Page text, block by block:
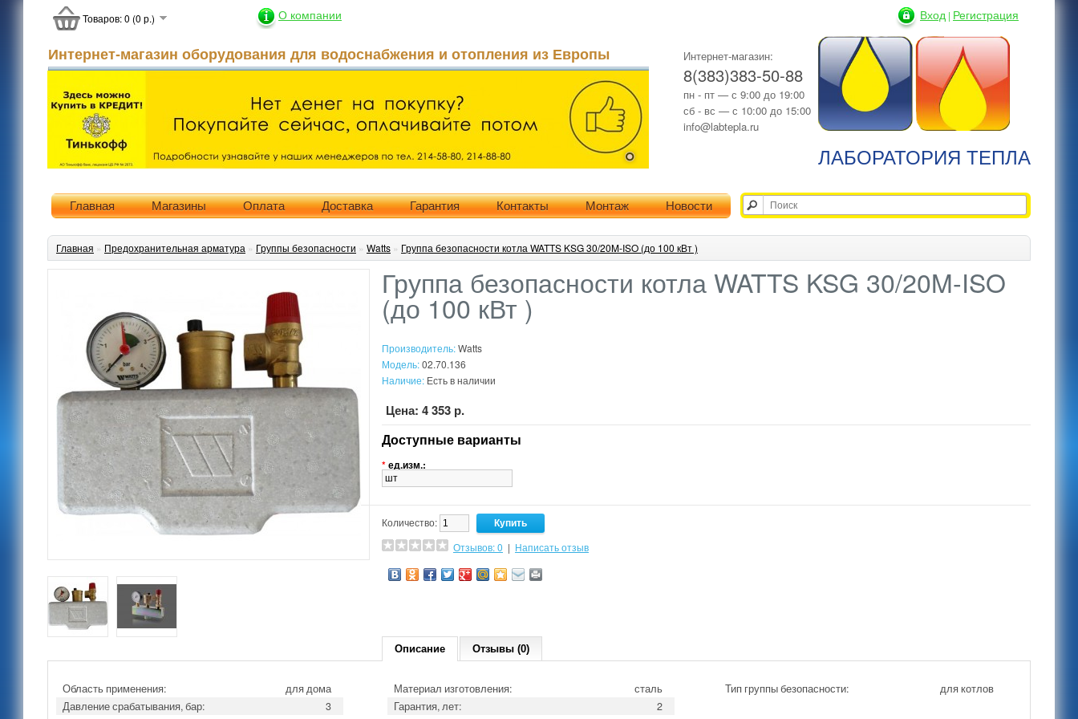
ЛАБОРАТОРИЯ ТЕПЛА
Интернет-магазин:
8(383)383-50-88
пн - пт — с 9:00 до 19:00
сб - вс — с 10:00 до 15:00
info@labtepla.ru
О компании
Интернет-магазин оборудования для водоснабжения и отопления из Европы
Товаров: 0 (0 р.) Вход | Регистрация
Главная Магазины Оплата Доставка Гарантия Контакты Монтаж Новости
Главная » Предохранительная арматура » Группы безопасности » Watts » Группа безопасности котла WATTS KSG 30/20M-ISO (до 100 кВт )
Группа безопасности котла WATTS KSG 30/20M-ISO
(до 100 кВт )
Производитель:Watts
Модель:02.70.136
Наличие: Есть в наличии
Цена: 4 353 р.
Доступные варианты
*ед.изм.:
Количество:
Отзывов: 0 | Написать отзыв
Описание Отзывы (0)
Область применения: для дома Материал изготовления: сталь Тип группы безопасности:
для котлов
Давление срабатывания, бар:
3 Гарантия, лет: 2